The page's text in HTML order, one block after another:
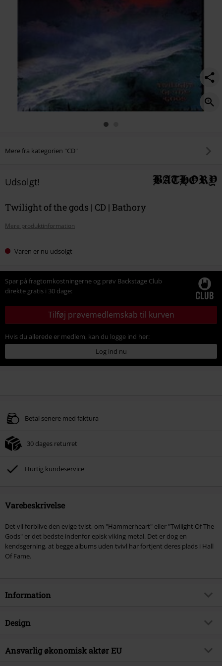
Mere fra kategorien "CD"
Udsolgt!
Twilight of the gods | CD | Bathory
Mere produktinformation
Varen er nu udsolgt
Spar på fragtomkostningerne og prøv Backstage Club
direkte gratis i 30 dage:
Tilføj prøvemedlemskab til kurven
Hvis du allerede er medlem, kan du logge ind her:
Log ind nu
Betal senere med faktura
30 dages returret
Hurtig kundeservice
Varebeskrivelse
Det vil forblive den evige tvist, om "Hammerheart" eller "Twilight Of The
Gods" er det bedste indenfor episk viking metal. Det er dog en
kendsgerning, at begge albums uden tvivl har fortjent deres plads i Hall
Of Fame.
Information
Artikelnr.
Musikgenre
Black Metal
Design
Produkttype
CD
Ansvarlig økonomisk aktør EU